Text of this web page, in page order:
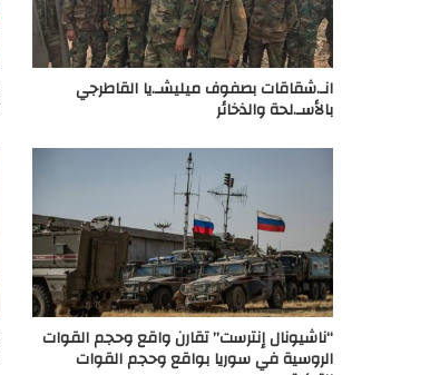
انـ.شقاقات بصفوف ميليشـ.يا القاطرجي
بالأسـ.لحة والذخائر
“ناشيونال إنترست” تقارن واقع وحجم القوات
الروسية في سوريا بواقع وحجم القوات